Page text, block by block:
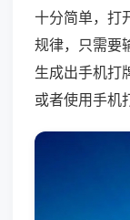
十分简单，打
规律，只需要
生成出手机打
或者使用手机